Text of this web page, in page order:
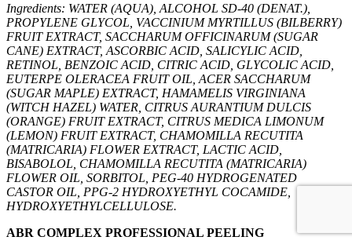
Ingredients: WATER (AQUA), ALCOHOL SD-40 (DENAT.),
PROPYLENE GLYCOL, VACCINIUM MYRTILLUS (BILBERRY)
FRUIT EXTRACT, SACCHARUM OFFICINARUM (SUGAR
CANE) EXTRACT, ASCORBIC ACID, SALICYLIC ACID,
RETINOL, BENZOIC ACID, CITRIC ACID, GLYCOLIC ACID,
EUTERPE OLERACEA FRUIT OIL, ACER SACCHARUM
(SUGAR MAPLE) EXTRACT, HAMAMELIS VIRGINIANA
(WITCH HAZEL) WATER, CITRUS AURANTIUM DULCIS
(ORANGE) FRUIT EXTRACT, CITRUS MEDICA LIMONUM
(LEMON) FRUIT EXTRACT, CHAMOMILLA RECUTITA
(MATRICARIA) FLOWER EXTRACT, LACTIC ACID,
BISABOLOL, CHAMOMILLA RECUTITA (MATRICARIA)
FLOWER OIL, SORBITOL, PEG-40 HYDROGENATED
CASTOR OIL, PPG-2 HYDROXYETHYL COCAMIDE,
HYDROXYETHYLCELLULOSE.
ABR COMPLEX PROFESSIONAL PEELING